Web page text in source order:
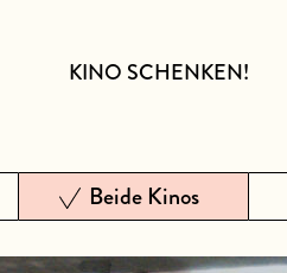
KINO SCHENKEN!
Beide Kinos